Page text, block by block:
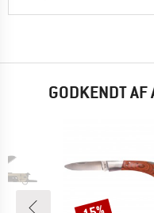
GODKENDT
Rabat